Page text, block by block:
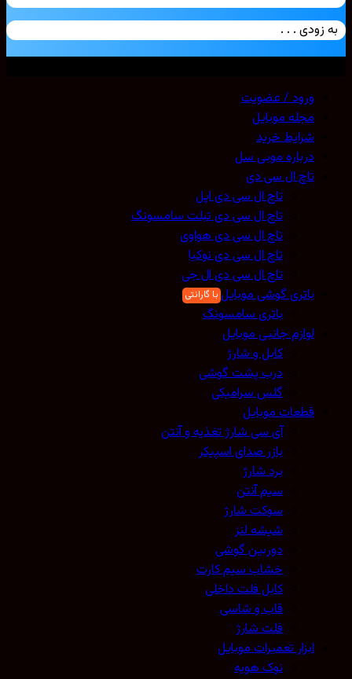
زودی . . .
ورود / عضویت
مجله موبایل
شرایط خرید
درباره موبی سل
تاچ ال سی دی
تاچ ال سی دی اپل
تاچ ال سی دی تبلت سامسونگ
تاچ ال سی دی هواوی
تاچ ال سی دی نوکیا
تاچ ال سی دی ال جی
باتری گوشی موبایل
باتری سامسونگ
لوازم جانبی موبایل
کابل و شارژ
درب پشت گوشی
گلس سرامیکی
قطعات موبایل
آی سی شارژ تغذیه و آنتن
بازر صدای اسپیکر
برد شارژ
سیم آنتن
سوکت شارژ
شیشه لنز
دوربین گوشی
خشاب سیم کارت
کابل فلت داخلی
قاب و شاسی
فلت شارژ
ابزار تعمیرات موبایل
نوک هویه